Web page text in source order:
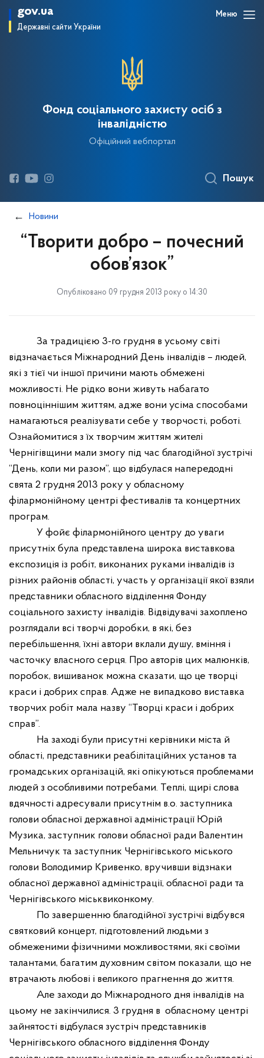
gov.ua
Державні сайти України
Меню
Фонд соціального захисту осіб з
інвалідністю
Офіційний вебпортал
Пошук
Новини
“Творити добро – почесний
обов’язок”
Опубліковано 09 грудня 2013 року о 14:30
За традицією 3-го грудня в усьому світі
відзначається Міжнародний День інвалідів – людей,
які з тієї чи іншої причини мають обмежені
можливості. Не рідко вони живуть набагато
повноціннішим життям, адже вони усіма способами
намагаються реалізувати себе у творчості, роботі.
Ознайомитися з їх творчим життям жителі
Чернігівщини мали змогу під час благодійної зустрічі
“День, коли ми разом”, що відбулася напередодні
свята 2 грудня 2013 року у обласному
філармонійному центрі фестивалів та концертних
програм.
У фойє філармонійного центру до уваги
присутніх була представлена широка виставкова
експозиція із робіт, виконаних руками інвалідів із
різних районів області, участь у організації якої взяли
представники обласного відділення Фонду
соціального захисту інвалідів. Відвідувачі захоплено
розглядали всі творчі доробки, в які, без
перебільшення, їхні автори вклали душу, вміння і
часточку власного серця. Про авторів цих малюнків,
поробок, вишиванок можна сказати, що це творці
краси і добрих справ. Адже не випадково виставка
творчих робіт мала назву “Творці краси і добрих
справ”.
На заході були присутні керівники міста й
області, представники реабілітаційних установ та
громадських організацій, які опікуються проблемами
людей з особливими потребами. Теплі, щирі слова
вдячності адресували присутнім в.о. заступника
голови обласної державної адміністрації Юрій
Музика, заступник голови обласної ради Валентин
Мельничук та заступник Чернігівського міського
голови Володимир Кривенко, вручивши відзнаки
обласної державної адміністрації, обласної ради та
Чернігівського міськвиконкому.
По завершенню благодійної зустрічі відбувся
святковий концерт, підготовлений людьми з
обмеженими фізичними можливостями, які своїми
талантами, багатим духовним світом показали, що не
втрачають любові і великого прагнення до життя.
Але заходи до Міжнародного дня інвалідів на
цьому не закінчилися. 3 грудня в обласному центрі
зайнятості відбулася зустріч представників
Чернігівського обласного відділення Фонду